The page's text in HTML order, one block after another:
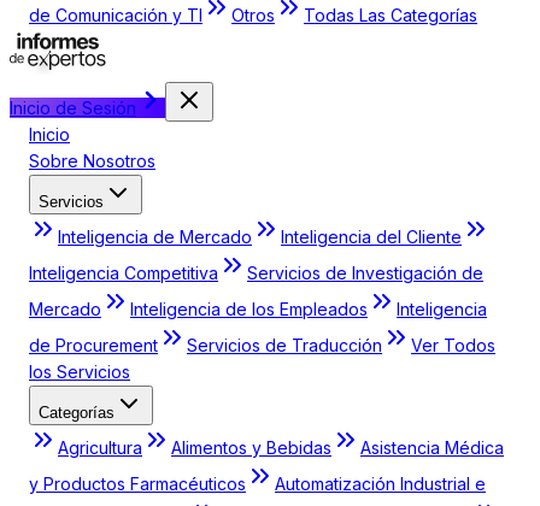
de Comunicación y TI
Otros Todas Las Categorías
Inicio de Sesión
Inicio
Sobre Nosotros
Servicios
Inteligencia de Mercado
Inteligencia del Cliente
Inteligencia Competitiva
Servicios de Investigación de
Mercado
Inteligencia de los Empleados
Inteligencia
de Procurement
Servicios de Traducción
Ver Todos
los Servicios
Categorías
Agricultura Alimentos y Bebidas
Asistencia Médica
y Productos Farmacéuticos
Automatización Industrial e